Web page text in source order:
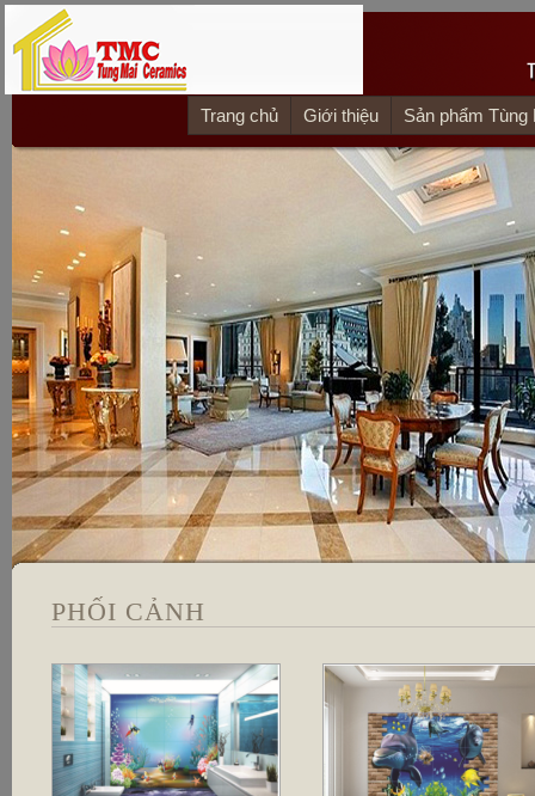
Trang chủ Giới thiệu Sản phẩm Tùng
PHỐI CẢNH